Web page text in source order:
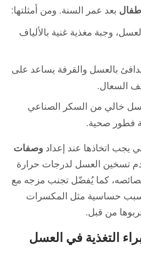
بعد عمر السنة. ومن أمثلتها:
وجبة مغذية غنية بالألياف
بالعسل والقرفة يساعد على
السعال.
خالي من السكر الصناعي
فطور صحية.
يجب اتخاذها عند إعداد وصفات
تسخين العسل لدرجات حرارة
كما يُفضّل تجنب مزجه مع
حساسية مثل المكسرات
من قبل.
التغذية في العسل